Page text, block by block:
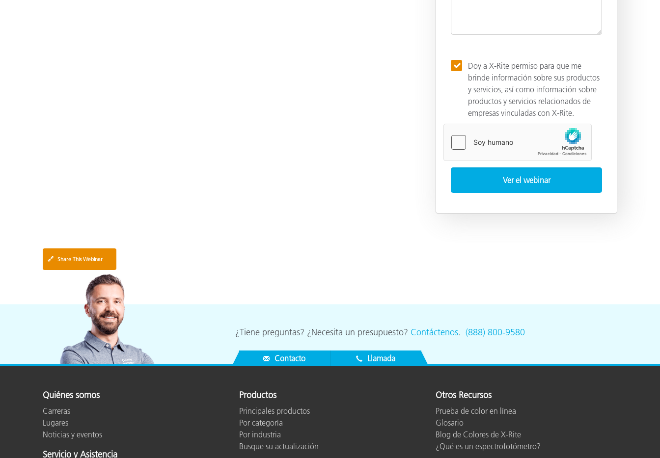
Doy a X-Rite permiso para que me
brinde información sobre sus productos
y servicios, así como información sobre
productos y servicios relacionados de
empresas vinculadas con X-Rite.
🔗 Share This Webinar
¿Tiene preguntas? ¿Necesita un presupuesto? Contáctenos. (888) 800-9580
Contacto Llamada
Quiénes somos
Carreras
Lugares
Noticias y eventos
Servicio y Asistencia
Productos
Principales productos
Por categoría
Por industria
Busque su actualización
Otros Recursos
Prueba de color en línea
Glosario
Blog de Colores de X-Rite
¿Qué es un espectrofotómetro?